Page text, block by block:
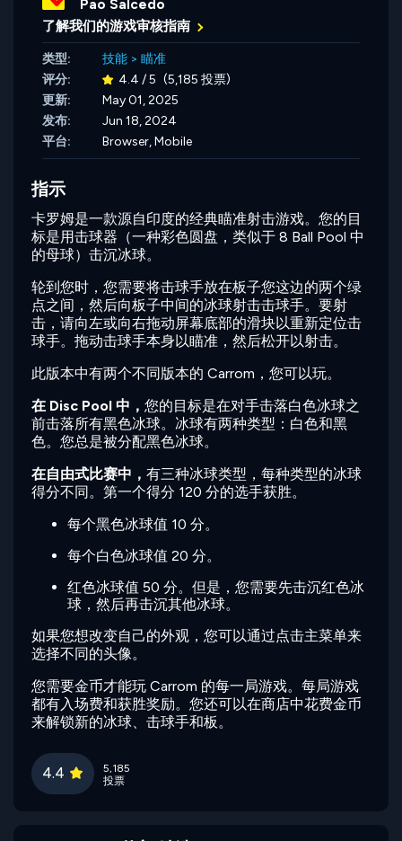
Pao Salcedo
了解我们的游戏审核指南
类型: 技能 > 瞄准
评分:
4.4 / 5 (5,185 投票)
更新:
May 01, 2025
发布:
Jun 18, 2024
平台:
Browser, Mobile
指示
卡罗姆是一款源自印度的经典瞄准射击游戏。您的目
标是用击球器（一种彩色圆盘，类似于 8 Ball Pool 中
的母球）击沉冰球。
轮到您时，您需要将击球手放在板子您这边的两个绿
点之间，然后向板子中间的冰球射击击球手。要射
击，请向左或向右拖动屏幕底部的滑块以重新定位击
球手。拖动击球手本身以瞄准，然后松开以射击。
此版本中有两个不同版本的 Carrom，您可以玩。
在 Disc Pool 中， 您的目标是在对手击落白色冰球之
前击落所有黑色冰球。冰球有两种类型：白色和黑
色。您总是被分配黑色冰球。
在自由式比赛中， 有三种冰球类型，每种类型的冰球
得分不同。第一个得分 120 分的选手获胜。
每个黑色冰球值 10 分。
每个白色冰球值 20 分。
红色冰球值 50 分。但是，您需要先击沉红色冰
球，然后再击沉其他冰球。
如果您想改变自己的外观，您可以通过点击主菜单来
选择不同的头像。
您需要金币才能玩 Carrom 的每一局游戏。每局游戏
都有入场费和获胜奖励。您还可以在商店中花费金币
来解锁新的冰球、击球手和板。
4.4
5,185
投票